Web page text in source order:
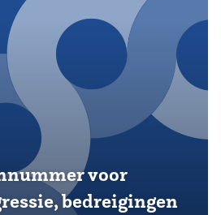
voor
bedreigingen